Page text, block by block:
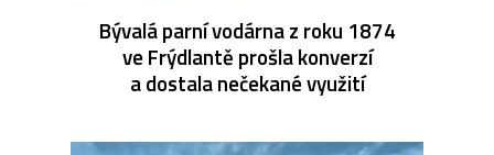
Bývalá parní vodárna z roku 1874
ve Frýdlantě prošla konverzí
a dostala nečekané využití